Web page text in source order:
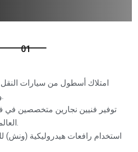
01
امتلاك أسطول من سيارات
والمجهزة لحماية الأثاث.
توفير فنيين نجارين متخصصين
العالمية (مثل ايكيا، ميداس).
استخدام رافعات هيدروليكية (ونش)